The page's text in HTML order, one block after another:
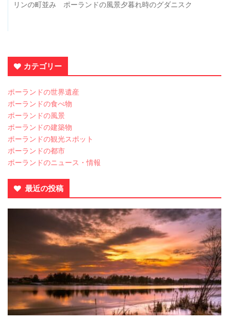
リンの町並み ポーランドの風景夕暮れ時のグダニスク
カテゴリー
ポーランドの世界遺産
ポーランドの食べ物
ポーランドの風景
ポーランドの建築物
ポーランドの観光スポット
ポーランドの都市
ポーランドのニュース・情報
最近の投稿